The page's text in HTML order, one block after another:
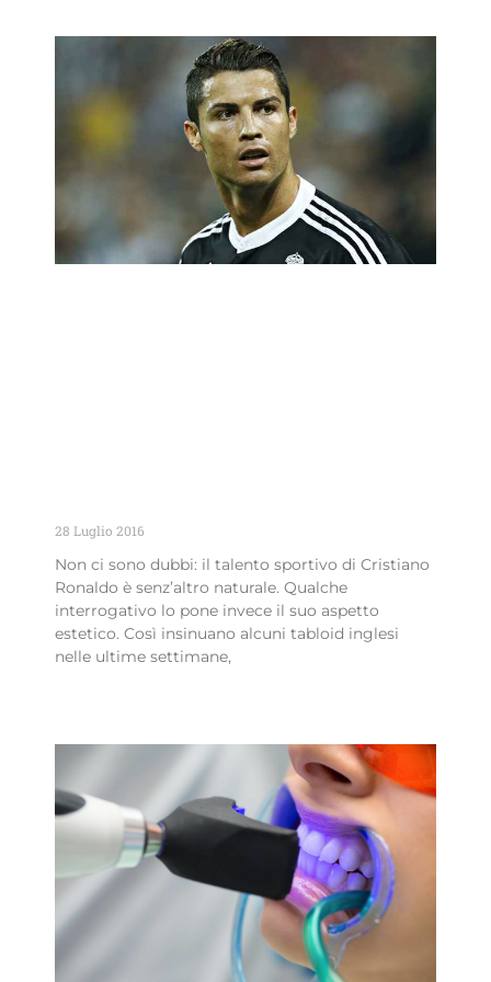
28 Luglio 2016
Non ci sono dubbi: il talento sportivo di Cristiano
Ronaldo è senz’altro naturale. Qualche
interrogativo lo pone invece il suo aspetto
estetico. Così insinuano alcuni tabloid inglesi
nelle ultime settimane,